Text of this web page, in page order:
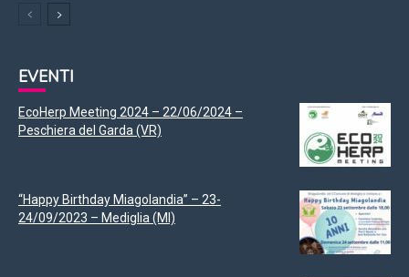
EVENTI
EcoHerp Meeting 2024 – 22/06/2024 –
Peschiera del Garda (VR)
“Happy Birthday Miagolandia” – 23-
24/09/2023 – Mediglia (MI)